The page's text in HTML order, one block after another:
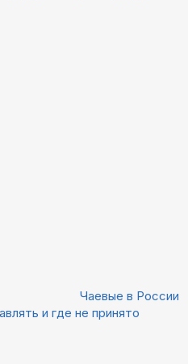
Чаевые в России
и где не принято